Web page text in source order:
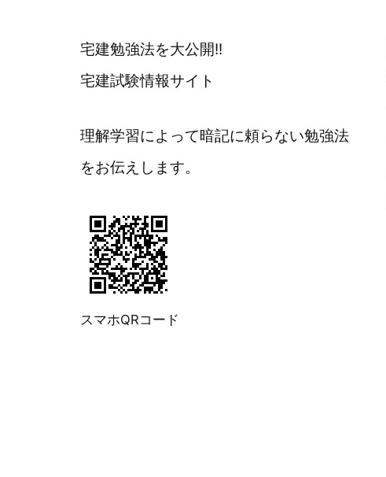
宅建勉強法を大公開!!
宅建試験情報サイト
理解学習によって暗記に頼らない勉強法
をお伝えします。
スマホQRコード